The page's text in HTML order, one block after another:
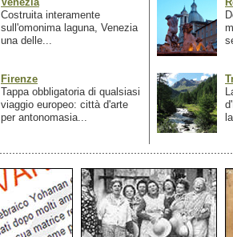
Costruita interamente
sull'omonima laguna, Venezia
una delle...
Firenze
Tappa obbligatoria di qualsiasi
viaggio europeo: città d'arte
per antonomasia...